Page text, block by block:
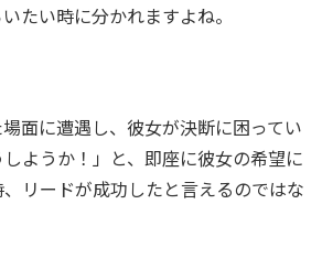
たい時に分かれますよね。
面に遭遇し、彼女が決断に困ってい
ようか！」と、即座に彼女の希望に
リードが成功したと言えるのではな